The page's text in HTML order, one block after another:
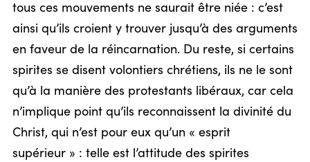
tous ces mouvements ne saurait être niée : c’est
ainsi qu’ils croient y trouver jusqu’à des arguments
en faveur de la réincarnation. Du reste, si certains
spirites se disent volontiers chrétiens, ils ne le sont
qu’à la manière des protestants libéraux, car cela
n’implique point qu’ils reconnaissent la divinité du
Christ, qui n’est pour eux qu’un « esprit
supérieur » : telle est l’attitude des spirites